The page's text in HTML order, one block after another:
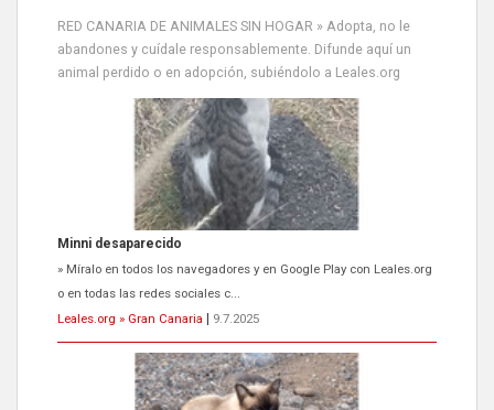
RED CANARIA DE ANIMALES SIN HOGAR » Adopta, no le
abandones y cuídale responsablemente. Difunde aquí un
animal perdido o en adopción, subiéndolo a Leales.org
Minni desaparecido
» Míralo en todos los navegadores y en Google Play con Leales.org
o en todas las redes sociales c...
Leales.org » Gran Canaria
9.7.2025